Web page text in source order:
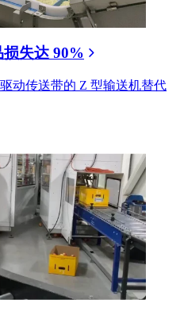
损失达 90%
动传送带的 Z 型输送机替代